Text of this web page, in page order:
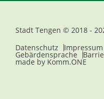
Stadt Tengen © 2018 -
Datenschutz
Impressum
Gebärdensprache
made by Komm.ONE